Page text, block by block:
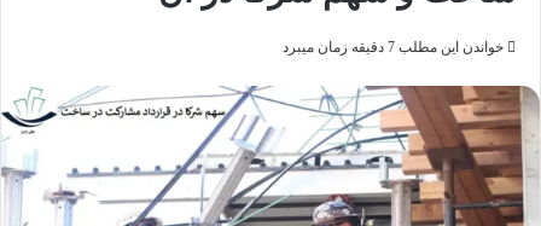
خواندن این مطلب 7 دقیقه زمان میبرد